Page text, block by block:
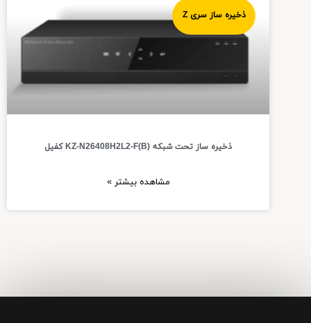
ذخیره ساز سری Z
ذخیره ساز تحت شبکه KZ-N26408H2L2-F(B) کفیل
مشاهده بیشتر »